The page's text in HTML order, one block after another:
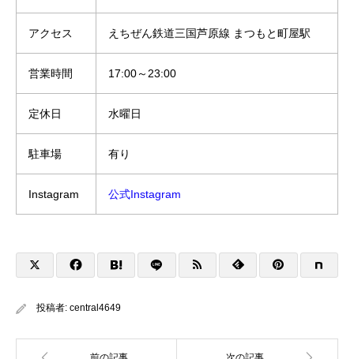
アクセス えちぜん鉄道三国芦原線 まつもと町屋駅
営業時間 17:00～23:00
定休日 水曜日
駐車場 有り
Instagram 公式Instagram
投稿者: central4649